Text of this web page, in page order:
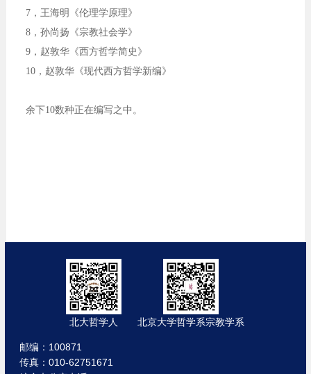
7，王海明《伦理学原理》
8，孙尚扬《宗教社会学》
9，赵敦华《西方哲学简史》
10，赵敦华《现代西方哲学新编》
余下10数种正在编写之中。
北大哲学人 北京大学哲学系宗教学系
邮编：100871
传真：010-62751671